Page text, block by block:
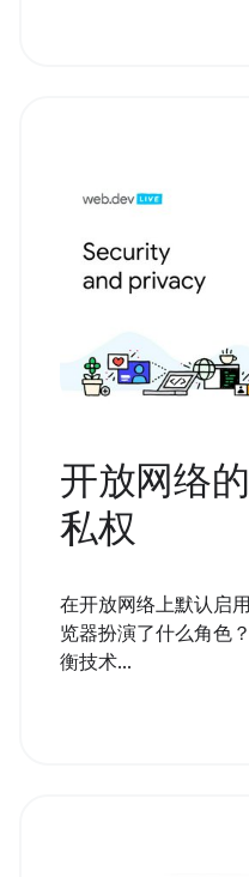
开放网络
私权
在开放网络上默认启
览器扮演了什么角色
衡技术...